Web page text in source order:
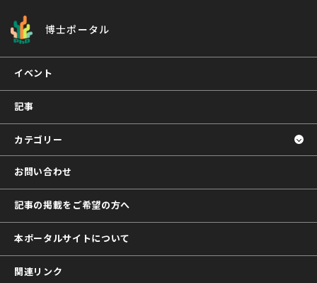
博士ポータル
イベント
記事
カテゴリー
お問い合わせ
記事の掲載をご希望の方へ
本ポータルサイトについて
関連リンク